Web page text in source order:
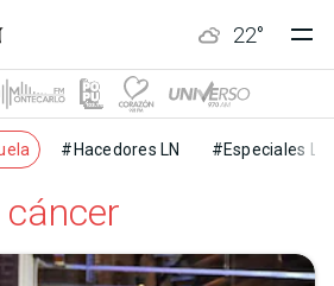
22°
#Hacedores LN #Especiales LN